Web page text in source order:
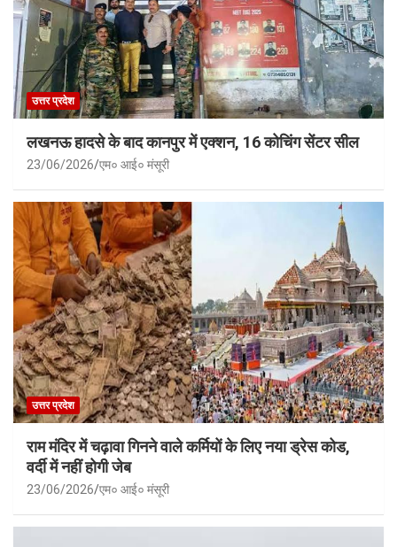
उत्तर प्रदेश
लखनऊ हादसे के बाद कानपुर में एक्शन, 16 कोचिंग सेंटर सील
23/06/2026 एम० आई० मंसूरी
उत्तर प्रदेश
राम मंदिर में चढ़ावा गिनने वाले कर्मियों के लिए नया ड्रेस कोड,
वर्दी में नहीं होगी जेब
23/06/2026 एम० आई० मंसूरी